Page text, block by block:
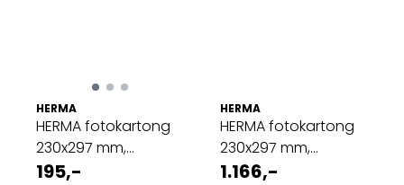
HERMA
HERMA fotokartong
230x297 mm,
sulfatfritt, svart ...
195,-
HERMA
HERMA fotokartong
230x297 mm,
sulfatfritt, hvit ...
1.166,-